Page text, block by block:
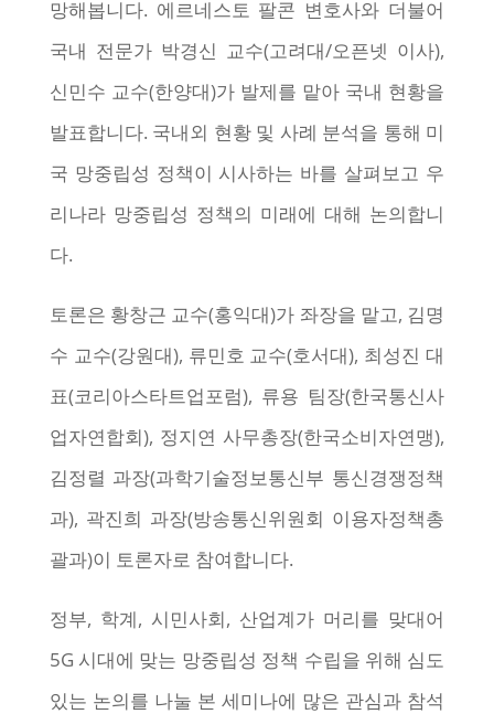
망해봅니다. 에르네스토 팔콘 변호사와 더불어
국내 전문가 박경신 교수(고려대/오픈넷 이사),
신민수 교수(한양대)가 발제를 맡아 국내 현황을
발표합니다. 국내외 현황 및 사례 분석을 통해 미
국 망중립성 정책이 시사하는 바를 살펴보고 우
리나라 망중립성 정책의 미래에 대해 논의합니
다.
토론은 황창근 교수(홍익대)가 좌장을 맡고, 김명
수 교수(강원대), 류민호 교수(호서대), 최성진 대
표(코리아스타트업포럼), 류용 팀장(한국통신사
업자연합회), 정지연 사무총장(한국소비자연맹),
김정렬 과장(과학기술정보통신부 통신경쟁정책
과), 곽진희 과장(방송통신위원회 이용자정책총
괄과)이 토론자로 참여합니다.
정부, 학계, 시민사회, 산업계가 머리를 맞대어
5G 시대에 맞는 망중립성 정책 수립을 위해 심도
있는 논의를 나눌 본 세미나에 많은 관심과 참석